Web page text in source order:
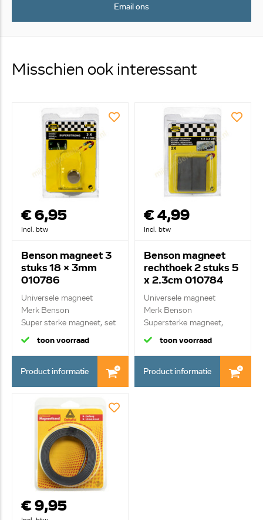
Email ons
Misschien ook interessant
€ 6,95
Incl. btw
Benson magneet 3
stuks 18 x 3mm
010786
Universele magneet
Merk Benson
Super sterke magneet, set
3...
toon voorraad
Product informatie
€ 4,99
Incl. btw
Benson magneet
rechthoek 2 stuks 5
x 2.3cm 010784
Universele magneet
Merk Benson
Supersterke magneet,
rechth...
toon voorraad
Product informatie
€ 9,95